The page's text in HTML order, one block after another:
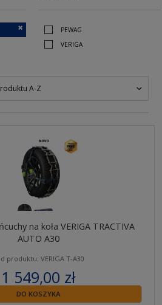
PEWAG
VERIGA
A-Z
na koła VERIGA TRACTIVA
AUTO A30
produktu: VERIGA T-A30
1 549,00 zł
zawiera 23% VAT
DO KOSZYKA